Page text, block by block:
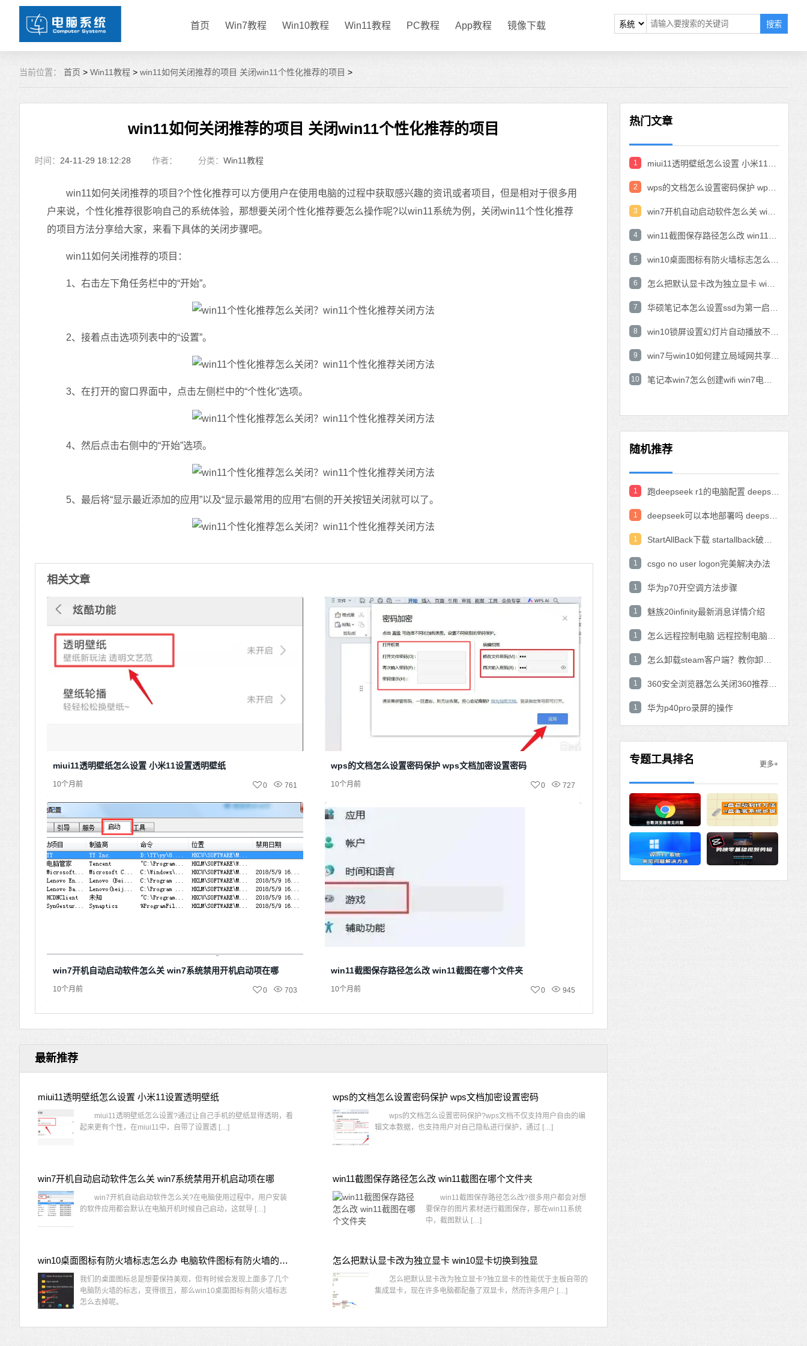
首页 Win7教程 Win10教程 Win11教程 PC教程 App教程 镜像下载 搜索
当前位置： 首页 > Win11教程 > win11如何关闭推荐的项目 关闭win11个性化推荐的项目 >
win11如何关闭推荐的项目 关闭win11个性化推荐的项目
时间： 24-11-29 18:12:28 作者： 分类： Win11教程
win11如何关闭推荐的项目?个性化推荐可以方便用户在使用电脑的过程中获取感兴趣的资讯或者项目，但是相对于很多用
户来说，个性化推荐很影响自己的系统体验，那想要关闭个性化推荐要怎么操作呢?以win11系统为例，关闭win11个性化推荐
的项目方法分享给大家，来看下具体的关闭步骤吧。
win11如何关闭推荐的项目：
1、右击左下角任务栏中的“开始”。
2、接着点击选项列表中的“设置”。
3、在打开的窗口界面中，点击左侧栏中的“个性化”选项。
4、然后点击右侧中的“开始”选项。
5、最后将“显示最近添加的应用”以及“显示最常用的应用”右侧的开关按钮关闭就可以了。
相关文章
miui11透明壁纸怎么设置 小米11设置透明壁纸
10个月前 761
0
wps的文档怎么设置密码保护 wps文档加密设置密码
10个月前 727
0
win7开机自动启动软件怎么关 win7系统禁用开机启动项在哪
10个月前 703
0
win11截图保存路径怎么改 win11截图在哪个文件夹
10个月前 945
0
最新推荐
miui11透明壁纸怎么设置 小米11设置透明壁纸
miui11透明壁纸怎么设置?通过让自己手机的壁纸显得透明，看
起来更有个性，在miui11中，自带了设置透 […]
wps的文档怎么设置密码保护 wps文档加密设置密码
wps的文档怎么设置密码保护?wps文档不仅支持用户自由的编
辑文本数据，也支持用户对自己隐私进行保护，通过 […]
win7开机自动启动软件怎么关 win7系统禁用开机启动项在哪
win7开机自动启动软件怎么关?在电脑使用过程中，用户安装
的软件应用都会默认在电脑开机时候自己启动，这就导 […]
win11截图保存路径怎么改 win11截图在哪个文件夹
win11截图保存路径怎么改?很多用户都会对想
要保存的图片素材进行截图保存，那在win11系统
中，截图默认 […]
win10桌面图标有防火墙标志怎么办 电脑软件图标有防火墙的小图标怎么去掉
我们的桌面图标总是想要保持美观，但有时候会发现上面多了几个
电脑防火墙的标志，变得很丑，那么win10桌面图标有防火墙标志
怎么去掉呢。
怎么把默认显卡改为独立显卡 win10显卡切换到独显
怎么把默认显卡改为独立显卡?独立显卡的性能优于主板自带的
集成显卡，现在许多电脑都配备了双显卡，然而许多用户 […]
热门文章
1
2
3
4
5
6
7
8
9
10
随机推荐
1
1
1
1 csgo no user logon完美解决办法
1 华为p70开空调方法步骤
1 魅族20infinity最新消息详情介绍
1
1
1
1 华为p40pro录屏的操作
专题工具排名 更多+